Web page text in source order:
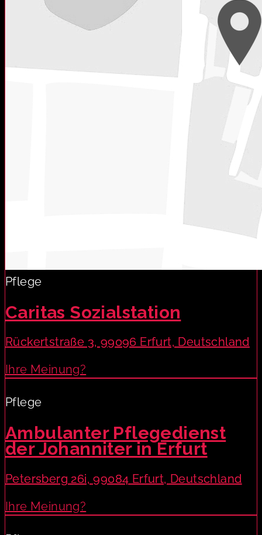
Pflege
Caritas Sozialstation
Rückertstraße 3, 99096 Erfurt, Deutschland
Ihre Meinung?
Pflege
Ambulanter Pflegedienst
der Johanniter in Erfurt
Petersberg 26i, 99084 Erfurt, Deutschland
Ihre Meinung?